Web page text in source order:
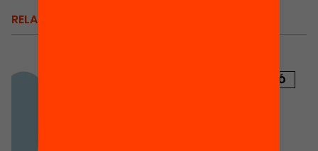
RELACIONATS
PUBLICACIÓ